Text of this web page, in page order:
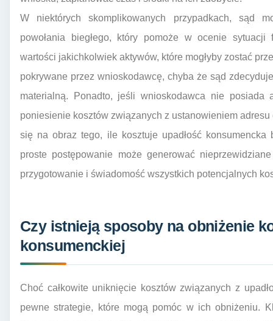
W niektórych skomplikowanych przypadkach, sąd
powołania biegłego, który pomoże w ocenie
wartości jakichkolwiek aktywów, które mogłyby zostać
pokrywane przez wnioskodawcę, chyba że sąd
materialną. Ponadto, jeśli wnioskodawca nie posiada
poniesienie kosztów związanych z ustanowieniem
się na obraz tego, ile kosztuje upadłość
proste postępowanie może generować
przygotowanie i świadomość wszystkich potencjalnych
Czy istnieją sposoby na obniżenie
konsumenckiej
Choć całkowite uniknięcie kosztów związanych z
pewne strategie, które mogą pomóc w ich obniżeniu.